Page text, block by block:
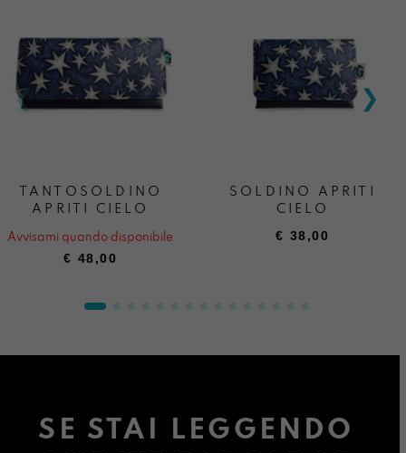
TANTOSOLDINO
APRITI CIELO
Avvisami quando disponibile
€ 48,00
SOLDINO APRITI
CIELO
€ 38,00
SE STAI LEGGENDO